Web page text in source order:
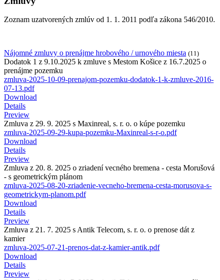
Zoznam uzatvorených zmlúv od 1. 1. 2011 podľa zákona 546/2010.
Nájomné zmluvy o prenájme hrobového / urnového miesta (11)
Dodatok 1 z 9.10.2025 k zmluve s Mestom Košice z 16.7.2025 o
prenájme pozemku
zmluva-2025-10-09-prenajom-pozemku-dodatok-1-k-zmluve-2016-
07-13.pdf
Download
Details
Preview
Zmluva z 29. 9. 2025 s Maxinreal, s. r. o. o kúpe pozemku
zmluva-2025-09-29-kupa-pozemku-Maxinreal-s-r-o.pdf
Download
Details
Preview
Zmluva z 20. 8. 2025 o zriadení vecného bremena - cesta Morušová
- s geometrickým plánom
zmluva-2025-08-20-zriadenie-vecneho-bremena-cesta-morusova-s-
geometrickym-planom.pdf
Download
Details
Preview
Zmluva z 21. 7. 2025 s Antik Telecom, s. r. o. o prenose dát z
kamier
zmluva-2025-07-21-prenos-dat-z-kamier-antik.pdf
Download
Details
Preview